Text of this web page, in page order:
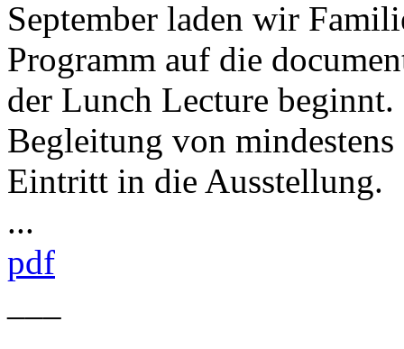
September laden wir
Programm auf die
der Lunch Lecture
Begleitung von
Eintritt in die Ausstellung.
...
pdf